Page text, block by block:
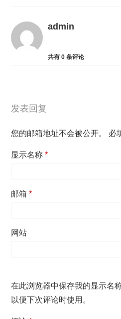
admin
共有0 条评论
发表回复
您的邮箱地址不会被公开。 必
显示名称*
邮箱*
网站
在此浏览器中保存我的显示名
以便下次评论时使用。